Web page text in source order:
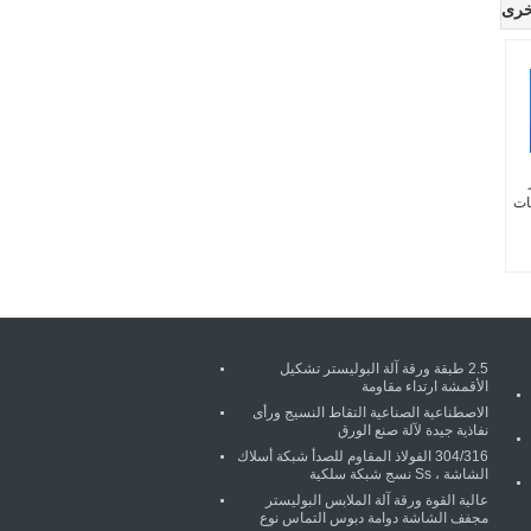
2.5 طبقة ورقة آلة البوليستر تشكيل
الأقمشة ارتداء مقاومة
الاصطناعية الصناعية التقاط النسيج ورأى
نفاذية جيدة لآلة صنع الورق
304/316 الفولاذ المقاوم للصدأ شبكة أسلاك
الشاشة ، Ss نسج شبكة سلكية
عالية القوة ورقة آلة الملابس البوليستر
مجفف الشاشة دوامة دبوس التماس نوع